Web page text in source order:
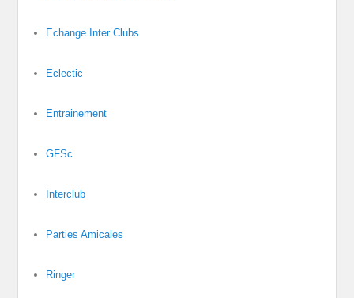
Echange Inter Clubs
Eclectic
Entrainement
GFSc
Interclub
Parties Amicales
Ringer